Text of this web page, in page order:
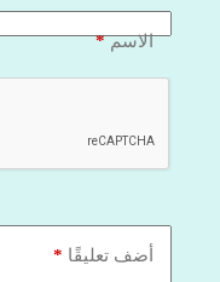
الاسم*
أضف تعليقًا *